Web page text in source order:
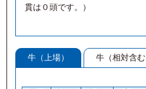
貫は０頭です。）
牛（上場） 牛（相対含む